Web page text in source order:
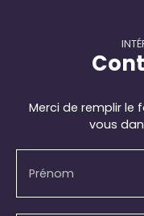
Merci de remplir le
vous
Prénom